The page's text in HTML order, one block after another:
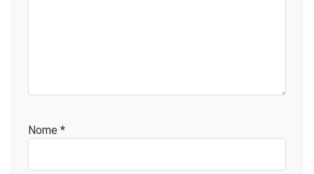
Nome *